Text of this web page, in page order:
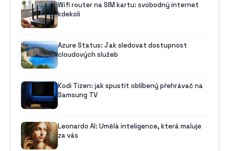
Wifi router na SIM kartu: svobodný internet
kdekoli
Azure Status: Jak sledovat dostupnost
cloudových služeb
Kodi Tizen: jak spustit oblíbený přehrávač na
Samsung TV
Leonardo AI: Umělá inteligence, která maluje
za vás